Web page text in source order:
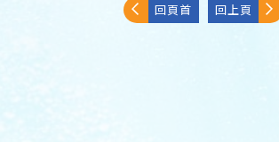
回頁首 回上頁